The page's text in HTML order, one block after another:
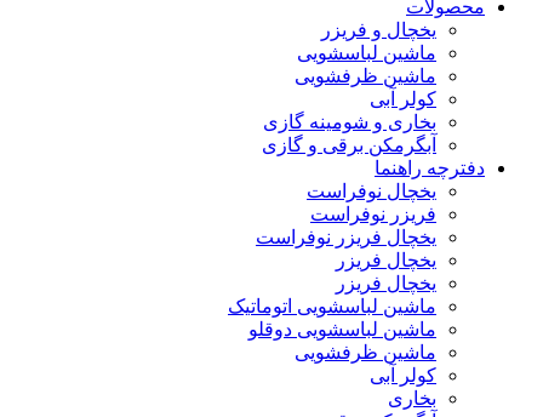
محصولات
یخچال و فریزر
ماشین لباسشویی
ماشین ظرفشویی
کولر آبی
بخاری و شومینه گازی
آبگرمکن برقی و گازی
دفترچه راهنما
یخچال نوفراست
فریزر نوفراست
یخچال فریزر نوفراست
یخچال فریزر
یخچال فریزر
ماشین لباسشویی اتوماتیک
ماشین لباسشویی دوقلو
ماشین ظرفشویی
کولر آبی
بخاری